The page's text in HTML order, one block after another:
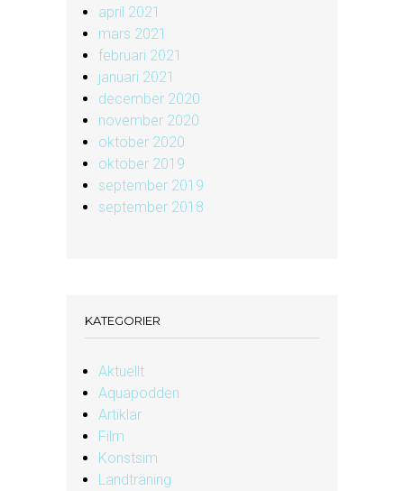
april 2021
mars 2021
februari 2021
januari 2021
december 2020
november 2020
oktober 2020
oktober 2019
september 2019
september 2018
KATEGORIER
Aktuellt
Aquapodden
Artiklar
Film
Konstsim
Landträning